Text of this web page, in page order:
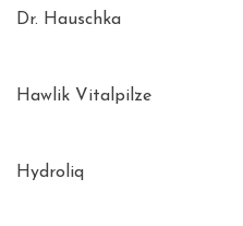
Dr. Hauschka
Hawlik Vitalpilze
Hydroliq